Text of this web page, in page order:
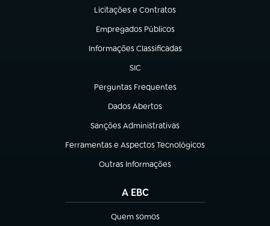
Licitações e Contratos
(abre em nova aba)
Empregados Públicos
(abre em nova aba)
Informações Classificadas
(abre em nova aba)
SIC
(abre em nova aba)
Perguntas Frequentes
(abre em nova aba)
Dados Abertos
(abre em nova aba)
Sanções Administrativas
(abre em nova aba)
Ferramentas e Aspectos Tecnológicos
(abre em nova aba)
Outras Informações
(abre em nova aba)
A EBC
Quem somos
(abre em nova aba)